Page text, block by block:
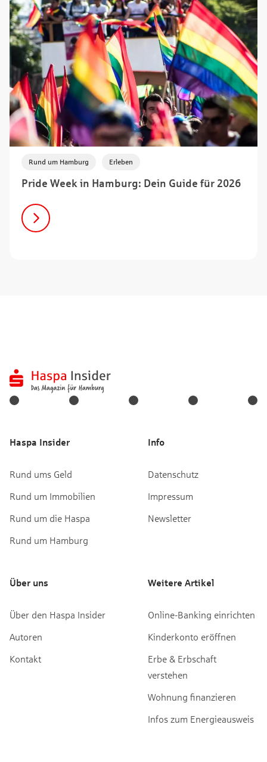
Pride Week in Hamburg: Dein Guide für 2026
Rund um Hamburg Erleben
Haspa Insider
Rund ums Geld
Rund um Immobilien
Rund um die Haspa
Rund um Hamburg
Info
Datenschutz
Impressum
Newsletter
Über uns
Über den Haspa Insider
Autoren
Kontakt
Weitere Artikel
Online-Banking einrichten
Kinderkonto eröffnen
Erbe & Erbschaft
verstehen
Wohnung finanzieren
Infos zum Energieausweis